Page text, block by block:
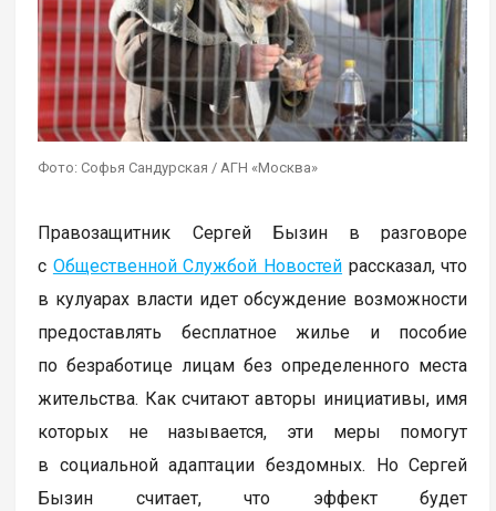
Фото: Софья Сандурская / АГН «Москва»
Правозащитник Сергей Бызин в разговоре
с Общественной Службой Новостей рассказал, что
в кулуарах власти идет обсуждение возможности
предоставлять бесплатное жилье и пособие
по безработице лицам без определенного места
жительства. Как считают авторы инициативы, имя
которых не называется, эти меры помогут
в социальной адаптации бездомных. Но Сергей
Бызин считает, что эффект будет